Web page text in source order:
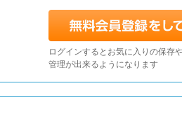
ログインするとお気に入りの保存
管理が出来るようになります